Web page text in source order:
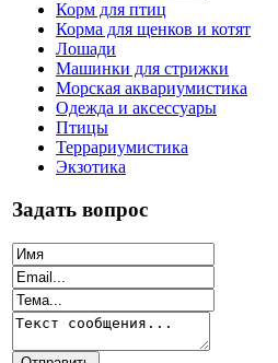
Корм для птиц
Корма для щенков и котят
Лошади
Машинки для стрижки
Морская аквариумистика
Одежда и аксессуары
Птицы
Террариумистика
Экзотика
Задать вопрос